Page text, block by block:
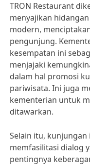
TRON Restaurant
menyajikan
modern,
pengunjung.
kesempatan ini
menjajaki
dalam hal promosi
pariwisata. Ini juga
kementerian untuk
ditawarkan.
Selain itu,
memfasilitasi dialog
pentingnya